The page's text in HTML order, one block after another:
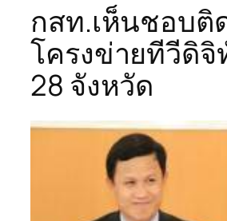
กสท.เห็นชอบติ
โครงข่ายทีวีดิจิ
28 จังหวัด